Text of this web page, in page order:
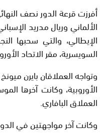
أفرزت قرعة الدور نصف
الألماني وريال مدريد
الإيطالي، والتي سحبها
السويسرية، مقر الاتحاد
وتواجه العملاقان بايرن
العملاق البافاري.
وكانت آخر مواجهتين في الدور